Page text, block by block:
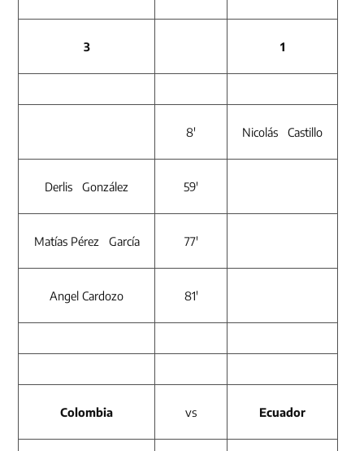
3 1
8′ Nicolás Castillo
Derlis González 59′
Matías Pérez García 77′
Angel Cardozo 81′
Colombia vs Ecuador